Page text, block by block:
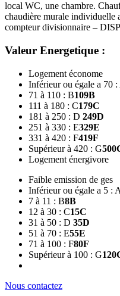
local WC, une chambre.
chaudière murale individuelle
compteur divisionnaire –
Valeur Energetique :
Logement économe
Inférieur ou égale a 70 :
71 à 110 : B109B
111 à 180 : C179C
181 à 250 : D 249D
251 à 330 : E329E
331 à 420 : F419F
Supérieur à 420 : G500
Logement énergivore
Faible emission de ges
Inférieur ou égale a 5 : A
7 à 11 : B8B
12 à 30 : C15C
31 à 50 : D 35D
51 à 70 : E55E
71 à 100 : F80F
Supérieur à 100 : G120
Nous contactez